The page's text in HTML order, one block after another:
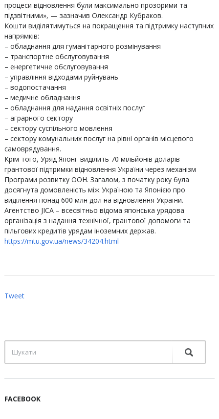
процеси відновлення були максимально прозорими та
підзвітними», — зазначив Олександр Кубраков.
Кошти виділятимуться на покращення та підтримку наступних
напрямків:
– обладнання для гуманітарного розмінування
– транспортне обслуговування
– енергетичне обслуговування
– управління відходами руйнувань
– водопостачання
– медичне обладнання
– обладнання для надання освітніх послуг
– аграрного сектору
– сектору суспільного мовлення
– сектору комунальних послуг на рівні органів місцевого
самоврядування.
Крім того, Уряд Японії виділить 70 мільйонів доларів
грантової підтримки відновлення України через механізм
Програми розвитку ООН. Загалом, з початку року була
досягнута домовленість між Україною та Японією про
виділення понад 600 млн дол на відновлення України.
Агентство JICA – всесвітньо відома японська урядова
організація з надання технічної, грантової допомоги та
пільгових кредитів урядам іноземних держав.
https://mtu.gov.ua/news/34204.html
Tweet
FACEBOOK